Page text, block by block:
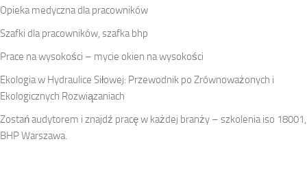
Opieka medyczna dla pracowników
Szafki dla pracowników, szafka bhp
Prace na wysokości – mycie okien na wysokości
Ekologia w Hydraulice Siłowej: Przewodnik po Zrównoważonych i
Ekologicznych Rozwiązaniach
Zostań audytorem i znajdź pracę w każdej branży – szkolenia iso 18001,
BHP Warszawa.